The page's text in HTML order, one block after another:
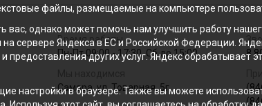
Время работы
Пн-Пт 09:00 - 17:30, Сб до 15:00
Самара, ул. Товарная, 5г
8
файлы, размещаемые на компьютере
однако может помочь нам улучшить работу
сервере Яндекса в ЕС и Российской Федерации.
предоставления других услуг. Яндекс
настройки в браузере. Также вы можете